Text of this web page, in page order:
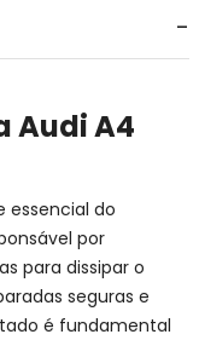
Audi A4
do
por
para dissipar o
seguras e
é fundamental